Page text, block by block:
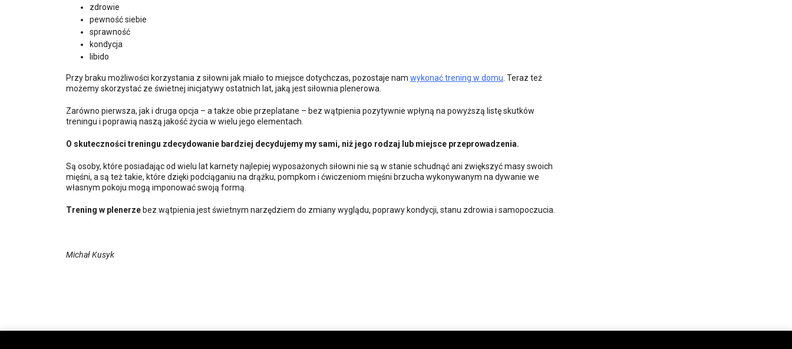
zdrowie
pewność siebie
sprawność
kondycja
libido
Przy braku możliwości korzystania z siłowni jak miało to miejsce dotychczas, pozostaje nam wykonać trening w domu . Teraz też
możemy skorzystać ze świetnej inicjatywy ostatnich lat, jaką jest siłownia plenerowa.
Zarówno pierwsza, jak i druga opcja – a także obie przeplatane – bez wątpienia pozytywnie wpłyną na powyższą listę skutków
treningu i poprawią naszą jakość życia w wielu jego elementach.
O skuteczności treningu zdecydowanie bardziej decydujemy my sami, niż jego rodzaj lub miejsce przeprowadzenia.
Są osoby, które posiadając od wielu lat karnety najlepiej wyposażonych siłowni nie są w stanie schudnąć ani zwiększyć masy swoich
mięśni, a są też takie, które dzięki podciąganiu na drążku, pompkom i ćwiczeniom mięśni brzucha wykonywanym na dywanie we
własnym pokoju mogą imponować swoją formą.
Trening w plenerze bez wątpienia jest świetnym narzędziem do zmiany wyglądu, poprawy kondycji, stanu zdrowia i samopoczucia.
Michał Kusyk